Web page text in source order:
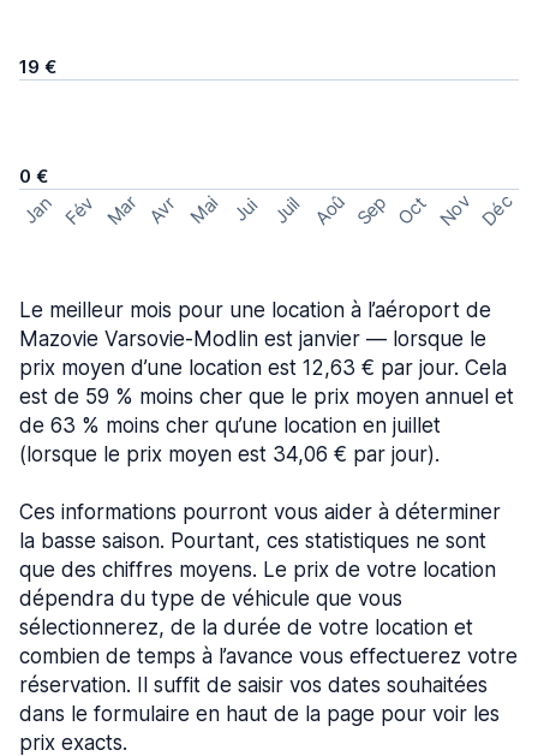
19 €
0 €
Jan Fév Mar Avr Mai Jui Juil Aoû Sep Oct Nov Déc
Le meilleur mois pour une location à l’aéroport de
Mazovie Varsovie-Modlin est janvier — lorsque le
prix moyen d’une location est 12,63 € par jour. Cela
est de 59 % moins cher que le prix moyen annuel et
de 63 % moins cher qu’une location en juillet
(lorsque le prix moyen est 34,06 € par jour).
Ces informations pourront vous aider à déterminer
la basse saison. Pourtant, ces statistiques ne sont
que des chiffres moyens. Le prix de votre location
dépendra du type de véhicule que vous
sélectionnerez, de la durée de votre location et
combien de temps à l’avance vous effectuerez votre
réservation. Il suffit de saisir vos dates souhaitées
dans le formulaire en haut de la page pour voir les
prix exacts.